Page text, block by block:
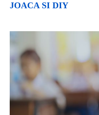
JOACA SI DIY